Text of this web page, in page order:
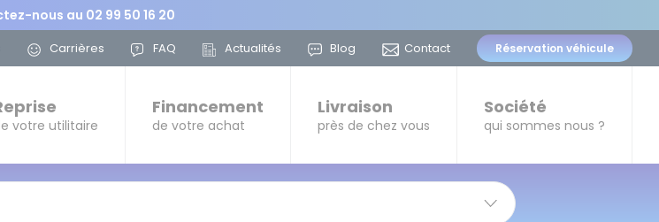
nous au 02 99 50 16 20
Carrières FAQ Actualités Blog Contact Réservation véhicule
votre utilitaire
Financement
de votre achat
Livraison
près de chez vous
Société
qui sommes nous ?